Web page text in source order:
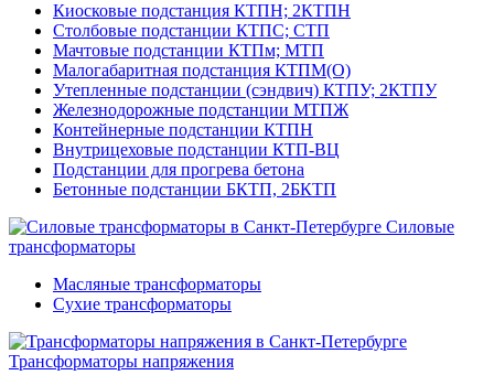
Киосковые подстанция КТПН; 2КТПН
Столбовые подстанции КТПС; СТП
Мачтовые подстанции КТПм; МТП
Малогабаритная подстанция КТПМ(О)
Утепленные подстанции (сэндвич) КТПУ; 2КТПУ
Железнодорожные подстанции МТПЖ
Контейнерные подстанции КТПН
Внутрицеховые подстанции КТП-ВЦ
Подстанции для прогрева бетона
Бетонные подстанции БКТП, 2БКТП
Силовые
трансформаторы
Масляные трансформаторы
Сухие трансформаторы
Трансформаторы напряжения